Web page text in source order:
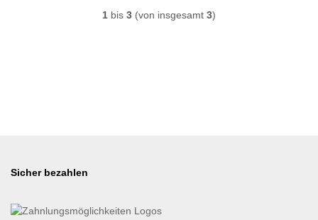
1 bis 3 (von insgesamt 3)
Sicher bezahlen